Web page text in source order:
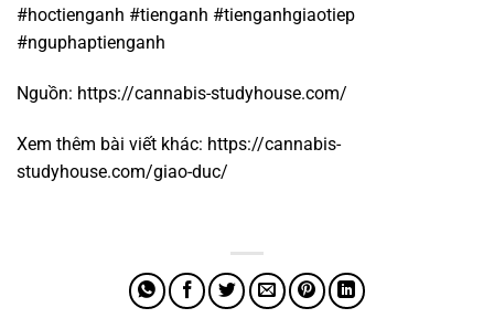
#hoctienganh #tienganh #tienganhgiaotiep
#nguphaptienganh
Nguồn: https://cannabis-studyhouse.com/
Xem thêm bài viết khác: https://cannabis-
studyhouse.com/giao-duc/